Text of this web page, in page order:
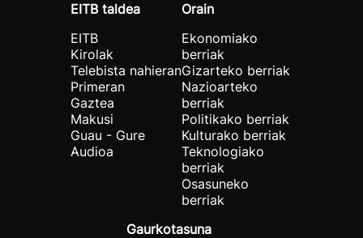
EITB taldea
EITB
Kirolak
Telebista nahieran
Primeran
Gaztea
Makusi
Guau - Gure
Audioa
Orain
Ekonomiako
berriak
Gizarteko berriak
Nazioarteko
berriak
Politikako berriak
Kulturako berriak
Teknologiako
berriak
Osasuneko
berriak
Gaurkotasuna